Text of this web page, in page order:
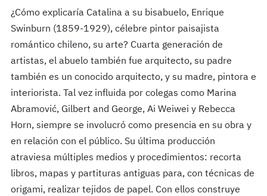
¿Cómo explicaría Catalina a su bisabuelo, Enrique
Swinburn (1859-1929), célebre pintor paisajista
romántico chileno, su arte? Cuarta generación de
artistas, el abuelo también fue arquitecto, su padre
también es un conocido arquitecto, y su madre, pintora e
interiorista. Tal vez influida por colegas como Marina
Abramović, Gilbert and George, Ai Weiwei y Rebecca
Horn, siempre se involucró como presencia en su obra y
en relación con el público. Su última producción
atraviesa múltiples medios y procedimientos: recorta
libros, mapas y partituras antiguas para, con técnicas de
origami, realizar tejidos de papel. Con ellos construye